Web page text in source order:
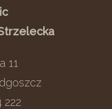
11
222